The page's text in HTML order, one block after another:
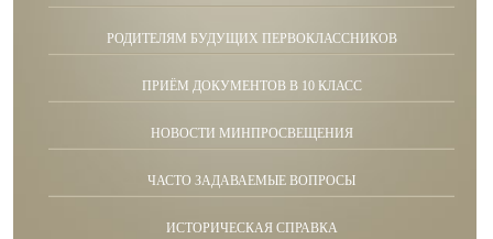
РОДИТЕЛЯМ БУДУЩИХ ПЕРВОКЛАССНИКОВ
ПРИЁМ ДОКУМЕНТОВ В 10 КЛАСС
НОВОСТИ МИНПРОСВЕЩЕНИЯ
ЧАСТО ЗАДАВАЕМЫЕ ВОПРОСЫ
ИСТОРИЧЕСКАЯ СПРАВКА